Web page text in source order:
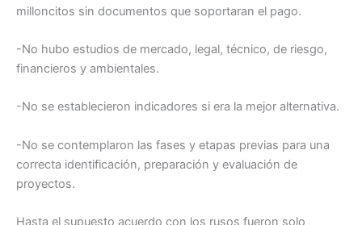
milloncitos sin documentos que soportaran el pago.
-No hubo estudios de mercado, legal, técnico, de riesgo,
financieros y ambientales.
-No se establecieron indicadores si era la mejor alternativa.
-No se contemplaron las fases y etapas previas para una
correcta identificación, preparación y evaluación de
proyectos.
Hasta el supuesto acuerdo con los rusos fueron solo